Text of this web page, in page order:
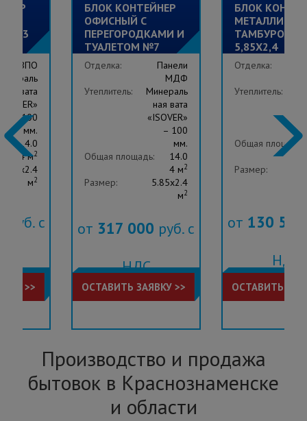
№3
ДВПО
ная вата
– 100
мм.
14.0
4 м2
5.85x2.4
м2
руб. с
>>
БЛОК КОНТЕЙНЕР
ОФИСНЫЙ С
ПЕРЕГОРОДКАМИ И
ТУАЛЕТОМ №7
(ВАРИАНТ 2)
Отделка:
Панели
МДФ
Утеплитель:
Минераль
ная вата
«ISOVER»
– 100
мм.
Общая площадь:
14.0
4 м2
Размер:
5.85x2.4
м2
от 317 000 руб. с
НДС
ОСТАВИТЬ ЗАЯВКУ >>
БЛОК
ТАМБУРОМ
5,85Х2,4
Отделка:
Утеплитель:
Общая площадь:
Размер:
от 130 500
НДС
ОСТАВИТЬ
Производство и продажа
бытовок в Краснознаменске
и области